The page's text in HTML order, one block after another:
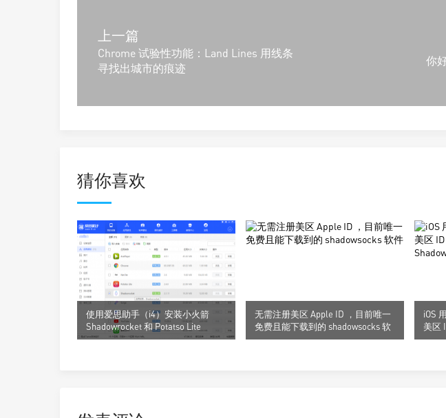
上一篇
Chrome 试验性功能：Land Lines 用线条
寻找出城市的痕迹
你
猜你喜欢
使用爱思助手（i4）安装小火箭
Shadowrocket 和 Potatso Lite
无需注册美区 Apple ID ，目前唯一
免费且能下载到的 shadowsocks 软
件
iOS
美区